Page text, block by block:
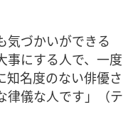
気づかいができる
事にする人で、一度
知名度のない俳優さ
律儀な人です」（テ